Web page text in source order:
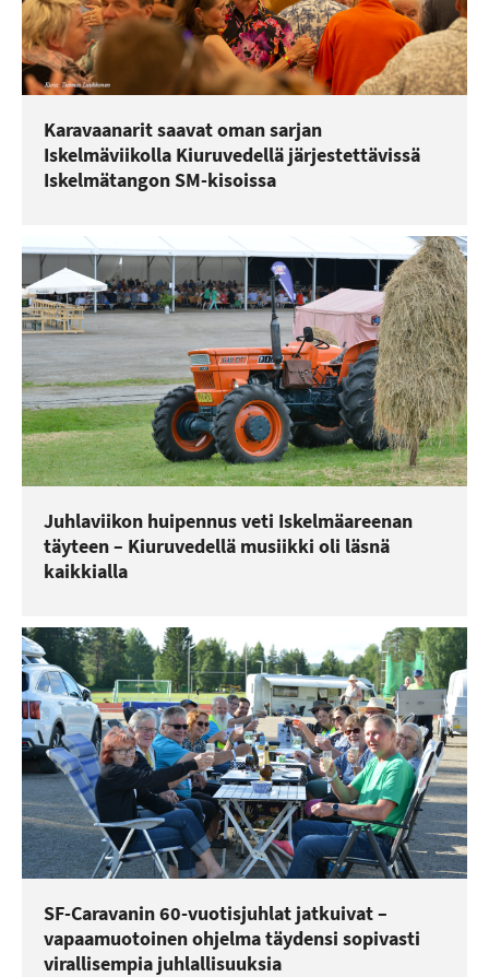
Karavaanarit saavat oman sarjan
Iskelmäviikolla Kiuruvedellä järjestettävissä
Iskelmätangon SM-kisoissa
Juhlaviikon huipennus veti Iskelmäareenan
täyteen – Kiuruvedellä musiikki oli läsnä
kaikkialla
SF-Caravanin 60-vuotisjuhlat jatkuivat –
vapaamuotoinen ohjelma täydensi sopivasti
virallisempia juhlallisuuksia